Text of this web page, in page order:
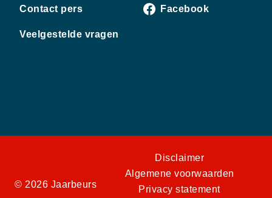
Contact pers
Veelgestelde vragen
Facebook
© 2026 Jaarbeurs
Disclaimer
Algemene voorwaarden
Privacy statement